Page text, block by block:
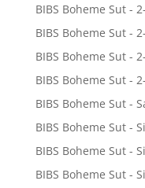
BIBS Boheme Sut -
BIBS Boheme Sut -
BIBS Boheme Sut -
BIBS Boheme Sut -
BIBS Boheme Sut -
BIBS Boheme Sut -
BIBS Boheme Sut -
BIBS Boheme Sut -